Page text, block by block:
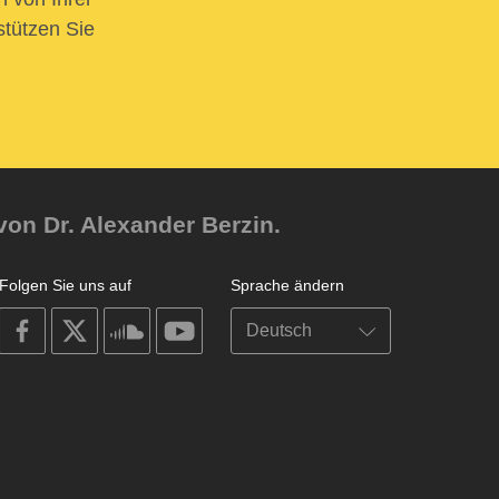
Sie
Dr. Alexander Berzin.
Sprache ändern
Folgen Sie uns auf
on
facebook
on
on
soundcloudyoutube